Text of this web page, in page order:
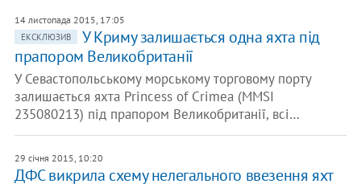
14 листопада 2015, 17:05
ЕКСКЛЮЗИВ
У Криму залишається одна яхта під
прапором Великобританії
У Севастопольському морському торговому порту
залишається яхта Princess of Crimea (MMSI
235080213) під прапором Великобританії, всі…
29 січня 2015, 10:20
ДФС викрила схему нелегального ввезення яхт